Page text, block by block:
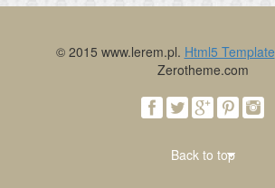
© 2015 www.lerem.pl. Html5 Template
Zerotheme.com
Back to top